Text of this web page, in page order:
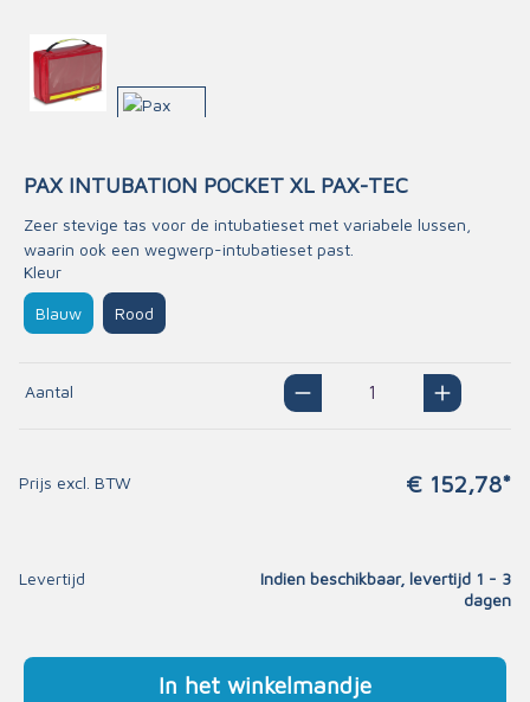
PAX INTUBATION POCKET XL PAX-TEC
Zeer stevige tas voor de intubatieset met variabele lussen,
waarin ook een wegwerp-intubatieset past.
Kleur
Blauw Rood
Aantal
Prijs excl. BTW € 152,78*
Levertijd
Indien beschikbaar, levertijd 1 - 3
dagen
In het winkelmandje